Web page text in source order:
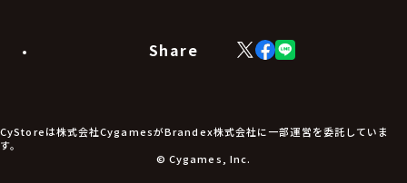
食品・飲料品
アパレル小物
アクセサリー
Share
X
(Twitter)
Facebook
LINE
CyStoreは株式会社CygamesがBrandex株式会社に一部運営を委託していま
す。
© Cygames, Inc.